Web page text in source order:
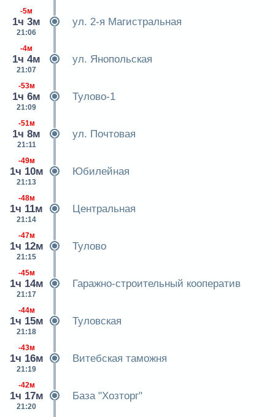
-5м
1ч 3м
21:06
ул. 2-я Магистральная
-4м
1ч 4м
21:07
ул. Янопольская
-53м
1ч 6м
21:09
Тулово-1
-51м
1ч 8м
21:11
ул. Почтовая
-49м
1ч 10м
21:13
Юбилейная
-48м
1ч 11м
21:14
Центральная
-47м
1ч 12м
21:15
Тулово
-45м
1ч 14м
21:17
Гаражно-строительный кооператив
-44м
1ч 15м
21:18
Туловская
-43м
1ч 16м
21:19
Витебская таможня
-42м
1ч 17м
21:20
База "Хозторг"